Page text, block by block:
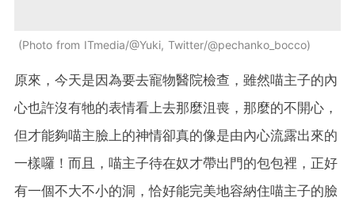
Photo from ITmedia/@Yuki, Twitter/@pechanko_bocco
原來，今天是因為要去寵物醫院檢查，雖然喵主子的內
心也許沒有牠的表情看上去那麼沮喪，那麼的不開心，
但才能夠喵主臉上的神情卻真的像是由內心流露出來的
一樣囉！而且，喵主子待在奴才帶出門的包包裡，正好
有一個不大不小的洞，恰好能完美地容納住喵主子的臉